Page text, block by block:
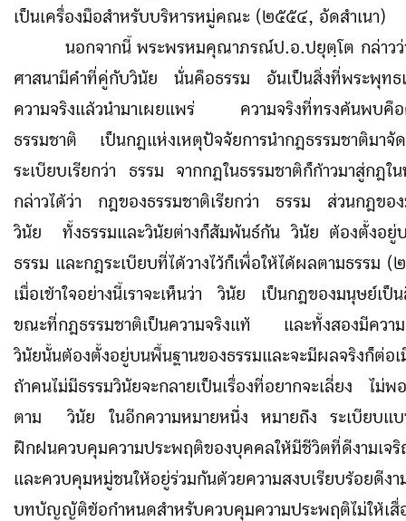
เป็นเครื่องมือสำหรับบริหารหมู่คณะ (๒๕๕๔, อัดสำเนา)
นอกจากนี้ พระพรหมคุณาภรณ์ป.อ.ปยุตฺโต กล่าวว่
ศาสนามีคำที่คู่กับวินัย นั่นคือธรรม อันเป็นสิ่งที่พระพุทธ
ความจริงแล้วนำมาเผยแพร่ ความจริงที่ทรงค้นพบคือ
ธรรมชาติ เป็นกฎแห่งเหตุปัจจัยการนำกฎธรรมชาติมาจัด
ระเบียบเรียกว่า ธรรม จากกฎในธรรมชาติก็ก้าวมาสู่กฎ
กล่าวได้ว่า กฎของธรรมชาติเรียกว่า ธรรม ส่วนกฎของ
วินัย ทั้งธรรมและวินัยต่างก็สัมพันธ์กัน วินัย ต้องตั้งอยู่
ธรรม และกฎระเบียบที่ได้วางไว้ก็เพื่อให้ได้ผลตามธรรม
เมื่อเข้าใจอย่างนี้เราจะเห็นว่า วินัย เป็นกฎของมนุษย์เ
ขณะที่กฎธรรมชาติเป็นความจริงแท้ และทั้งสองมีควา
วินัยนั้นต้องตั้งอยู่บนพื้นฐานของธรรมและจะมีผลจริงก็ต่อ
ถ้าคนไม่มีธรรมวินัยจะกลายเป็นเรื่องที่อยากจะเลี่ยง ไม่
ตาม วินัย ในอีกความหมายหนึ่ง หมายถึง ระเบียบแบ
ฝึกฝนควบคุมความประพฤติของบุคคลให้มีชีวิตที่ดีงามเจ
และควบคุมหมู่ชนให้อยู่ร่วมกันด้วยความสงบเรียบร้
บทบัญญัติข้อกำหนดสำหรับควบคุมความประพฤติไม่ให้เสื่